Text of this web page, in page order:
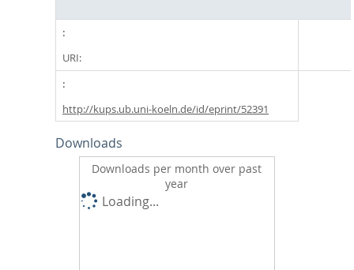
URI:
http://kups.ub.uni-koeln.de/id/eprint/52391
Downloads
Downloads per month over past
year
Loading...